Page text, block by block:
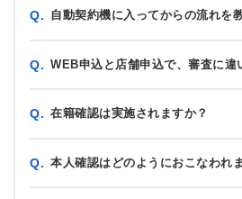
Q. 自動契約機に入ってからの流れを
Q. WEB申込と店舗申込で、審査に違
Q. 在籍確認は実施されますか？
Q. 本人確認はどのようにおこなわれ